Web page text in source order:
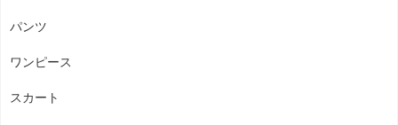
パンツ
ワンピース
スカート